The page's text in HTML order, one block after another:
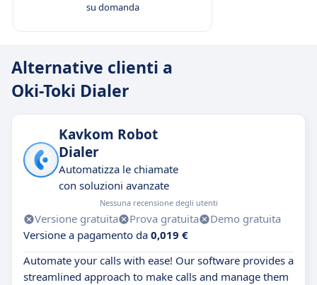
su domanda
Alternative clienti a
Oki-Toki Dialer
Kavkom Robot
Dialer
Automatizza le chiamate
con soluzioni avanzate
Nessuna recensione degli utenti
Versione gratuita Prova gratuita
Demo gratuita
Versione a pagamento da 0,019 €
Automate your calls with ease! Our software provides a
streamlined approach to make calls and manage them